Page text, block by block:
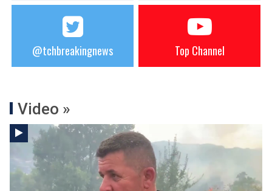
@tchbreakingnews Top Channel
Video »